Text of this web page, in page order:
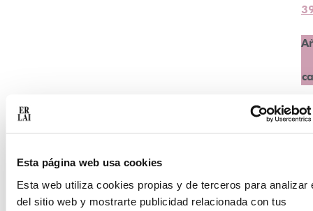
Esta página web usa cookies
Esta web utiliza cookies propias y de terceros para analizar
del sitio web y mostrarte publicidad relacionada con tus